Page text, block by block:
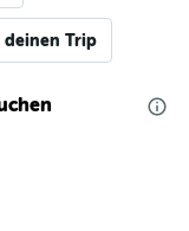
deinen Trip